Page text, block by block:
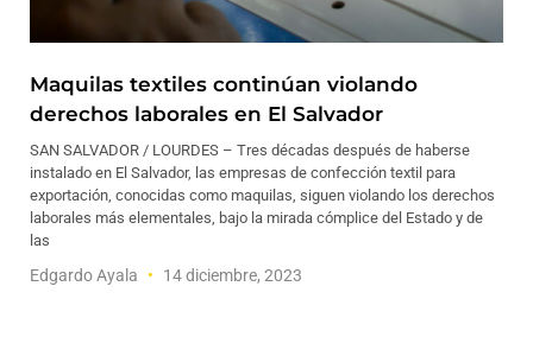
Maquilas textiles continúan violando
derechos laborales en El Salvador
SAN SALVADOR / LOURDES – Tres décadas después de haberse
instalado en El Salvador, las empresas de confección textil para
exportación, conocidas como maquilas, siguen violando los derechos
laborales más elementales, bajo la mirada cómplice del Estado y de
las
Edgardo Ayala 14 diciembre, 2023